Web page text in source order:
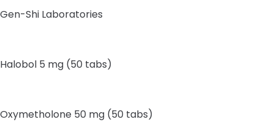
Gen-Shi Laboratories
Halobol 5 mg (50 tabs)
Oxymetholone 50 mg (50 tabs)